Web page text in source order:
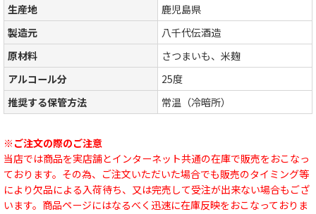
生産地
鹿児島県
製造元
八千代伝酒造
原材料
さつまいも、米麹
アルコール分
25度
推奨する保管方法
常温（冷暗所）
※ご注文の際のご注意
当店では商品を実店舗とインターネット共通の在庫で販売をおこなっ
ております。その為、ご注文いただいた場合でも販売のタイミング等
により欠品による入荷待ち、又は完売して受注が出来ない場合もござ
います。商品ページにはなるべく迅速に在庫反映をおこなっておりま